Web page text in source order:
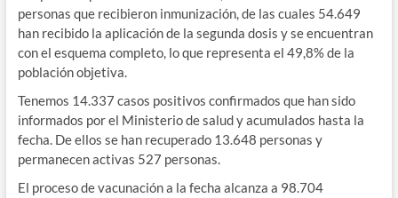
personas que recibieron inmunización, de las cuales 54.649
han recibido la aplicación de la segunda dosis y se encuentran
con el esquema completo, lo que representa el 49,8% de la
población objetiva.
Tenemos 14.337 casos positivos confirmados que han sido
informados por el Ministerio de salud y acumulados hasta la
fecha. De ellos se han recuperado 13.648 personas y
permanecen activas 527 personas.
El proceso de vacunación a la fecha alcanza a 98.704